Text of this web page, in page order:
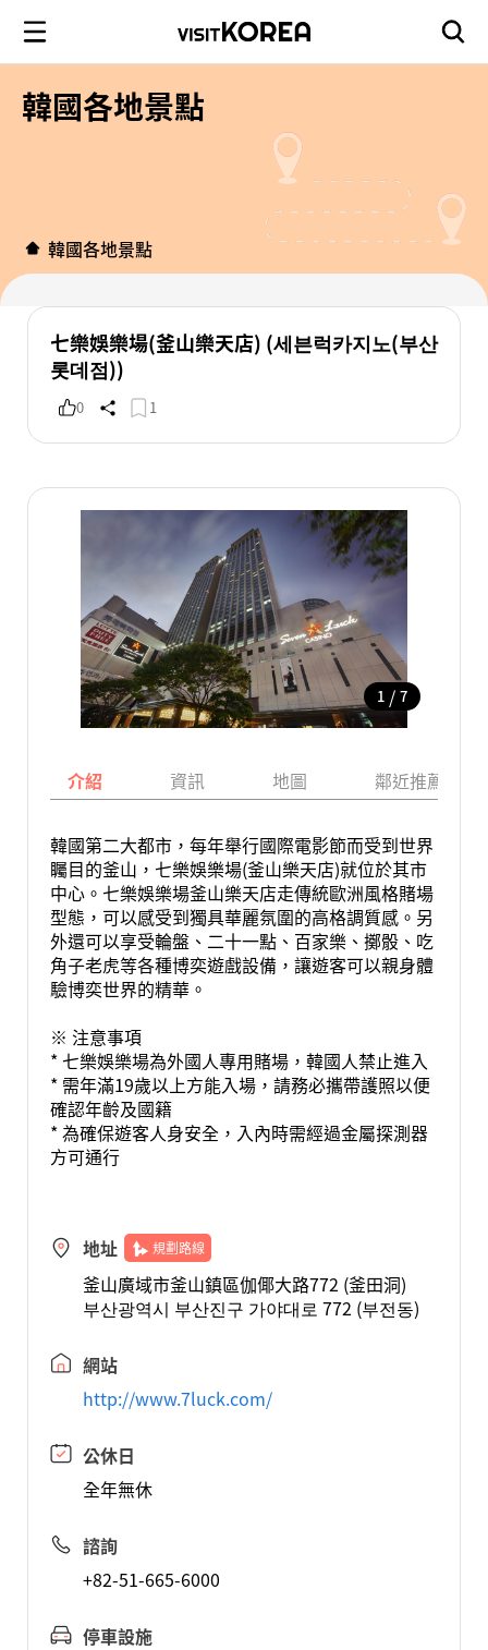
韓國各地景點
韓國各地景點
七樂娛樂場(釜山樂天店) (세븐럭카지노(부산
롯데점))
0 1
1 / 7
介紹 資訊 地圖 鄰近推薦景點
韓國第二大都市，每年舉行國際電影節而受到世界
矚目的釜山，七樂娛樂場(釜山樂天店)就位於其市
中心。七樂娛樂場釜山樂天店走傳統歐洲風格賭場
型態，可以感受到獨具華麗氛圍的高格調質感。另
外還可以享受輪盤、二十一點、百家樂、擲骰、吃
角子老虎等各種博奕遊戲設備，讓遊客可以親身體
驗博奕世界的精華。
※ 注意事項
* 七樂娛樂場為外國人專用賭場，韓國人禁止進入
* 需年滿19歲以上方能入場，請務必攜帶護照以便
確認年齡及國籍
* 為確保遊客人身安全，入內時需經過金屬探測器
方可通行
地址 規劃路線
釜山廣域市釜山鎮區伽倻大路772 (釜田洞)
부산광역시 부산진구 가야대로 772 (부전동)
網站
http://www.7luck.com/
公休日
全年無休
諮詢
+82-51-665-6000
停車設施